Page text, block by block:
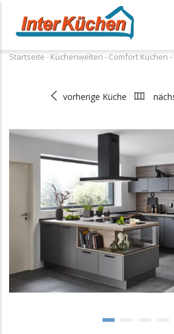
Inhalt
Startseite -Küchenwelten -Comfort Küchen -
vorherige Küche